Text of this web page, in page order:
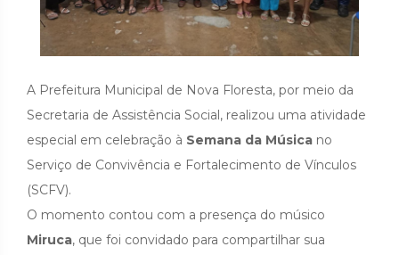
A Prefeitura Municipal de Nova Floresta, por meio da
Secretaria de Assistência Social, realizou uma atividade
especial em celebração à Semana da Música no
Serviço de Convivência e Fortalecimento de Vínculos
(SCFV).
O momento contou com a presença do músico
Miruca, que foi convidado para compartilhar sua